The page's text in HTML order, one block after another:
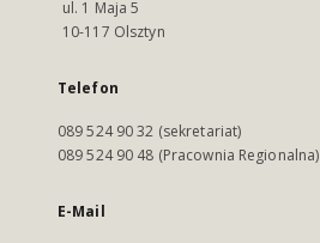
ul. 1 Maja 5
10-117 Olsztyn
Telefon
089 524 90 32 (sekretariat)
089 524 90 48 (Pracownia Regionalna)
E-Mail